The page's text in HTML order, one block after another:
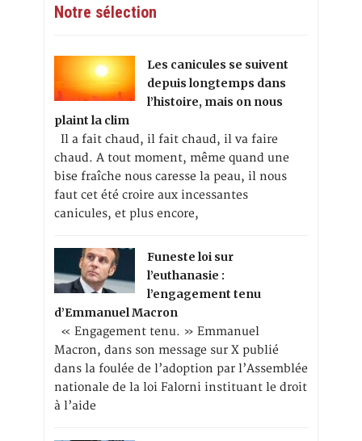
Notre sélection
Les canicules se suivent
depuis longtemps dans
l’histoire, mais on nous
plaint la clim
Il a fait chaud, il fait chaud, il va faire
chaud. A tout moment, même quand une
bise fraîche nous caresse la peau, il nous
faut cet été croire aux incessantes
canicules, et plus encore,
Funeste loi sur
l’euthanasie :
l’engagement tenu
d’Emmanuel Macron
« Engagement tenu. » Emmanuel
Macron, dans son message sur X publié
dans la foulée de l’adoption par l’Assemblée
nationale de la loi Falorni instituant le droit
à l’aide